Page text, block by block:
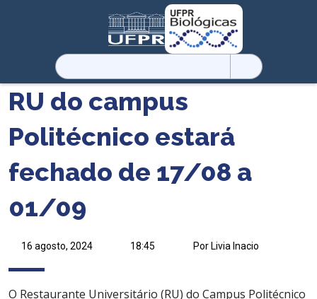
Pesquisar
por:
RU do campus
Politécnico estará
fechado de 17/08 a
01/09
16 agosto, 2024 18:45 Por Livia Inacio
O Restaurante Universitário (RU) do Campus Politécnico